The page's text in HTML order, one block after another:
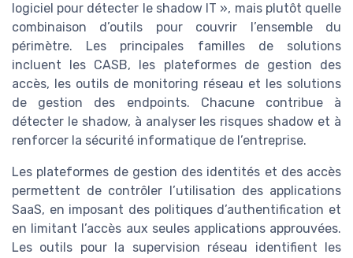
logiciel pour détecter le shadow IT », mais plutôt quelle
combinaison d’outils pour couvrir l’ensemble du
périmètre. Les principales familles de solutions
incluent les CASB, les plateformes de gestion des
accès, les outils de monitoring réseau et les solutions
de gestion des endpoints. Chacune contribue à
détecter le shadow, à analyser les risques shadow et à
renforcer la sécurité informatique de l’entreprise.
Les plateformes de gestion des identités et des accès
permettent de contrôler l’utilisation des applications
SaaS, en imposant des politiques d’authentification et
en limitant l’accès aux seules applications approuvées.
Les outils pour la supervision réseau identifient les